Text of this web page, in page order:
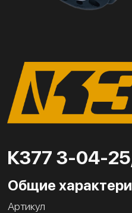
К377 3-04-
Общие
Артикул